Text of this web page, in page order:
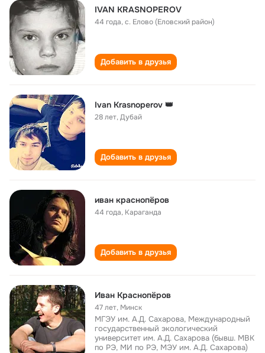
IVAN KRASNOPEROV
44 года,с. Елово (Еловский район)
Добавить в друзья
Ivan Krasnoperov 👑
28 лет,Дубай
Добавить в друзья
иван краснопёров
44 года, Караганда
Добавить в друзья
Иван Краснопёров
47 лет, Минск
МГЭУ им. А.Д. Сахарова, Международный
государственный экологический
университет им. А.Д. Сахарова (бывш. МВК
по РЭ, МИ по РЭ, МЭУ им. А.Д. Сахарова)